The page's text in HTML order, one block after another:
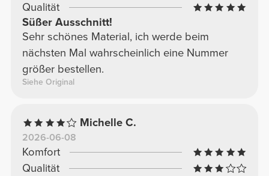
Qualität
Süßer Ausschnitt!
Sehr schönes Material, ich werde beim
nächsten Mal wahrscheinlich eine Nummer
größer bestellen.
Siehe Original
Michelle C.
2026-06-08
Komfort
Qualität